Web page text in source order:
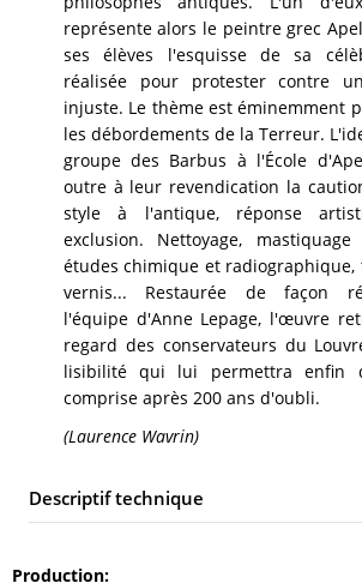
représente alors le peintre grec
ses élèves l'esquisse de sa
réalisée pour protester contre
injuste. Le thème est éminemment
les débordements de la Terreur.
groupe des Barbus à l'École
outre à leur revendication la
style à l'antique, réponse
exclusion. Nettoyage,
études chimique et radiographique,
vernis... Restaurée de façon
l'équipe d'Anne Lepage, l'œuvre
regard des conservateurs du
lisibilité qui lui permettra enfin
comprise après 200 ans d'oubli.
(Laurence Wavrin)
Descriptif technique
Production